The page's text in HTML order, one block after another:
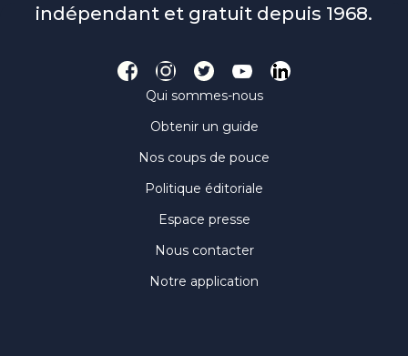
indépendant et gratuit depuis 1968.
Qui sommes-nous
Obtenir un guide
Nos coups de pouce
Politique éditoriale
Espace presse
Nous contacter
Notre application